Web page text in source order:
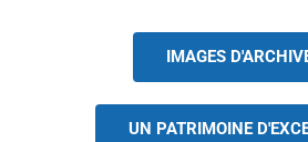
IMAGES
UN PATRIMOINE